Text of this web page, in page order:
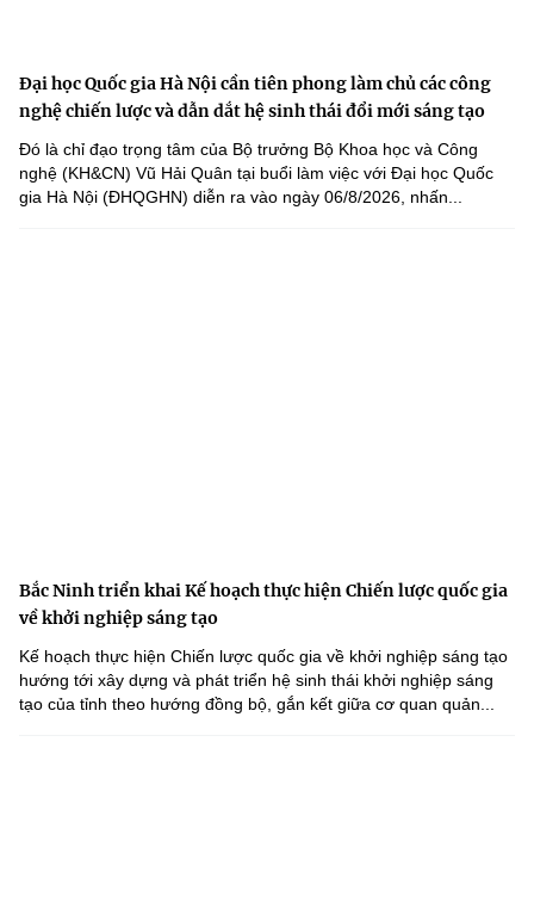
Đại học Quốc gia Hà Nội cần tiên phong làm chủ các công
nghệ chiến lược và dẫn dắt hệ sinh thái đổi mới sáng tạo
Đó là chỉ đạo trọng tâm của Bộ trưởng Bộ Khoa học và Công
nghệ (KH&CN) Vũ Hải Quân tại buổi làm việc với Đại học Quốc
gia Hà Nội (ĐHQGHN) diễn ra vào ngày 06/8/2026, nhấn...
Bắc Ninh triển khai Kế hoạch thực hiện Chiến lược quốc gia
về khởi nghiệp sáng tạo
Kế hoạch thực hiện Chiến lược quốc gia về khởi nghiệp sáng tạo
hướng tới xây dựng và phát triển hệ sinh thái khởi nghiệp sáng
tạo của tỉnh theo hướng đồng bộ, gắn kết giữa cơ quan quản...